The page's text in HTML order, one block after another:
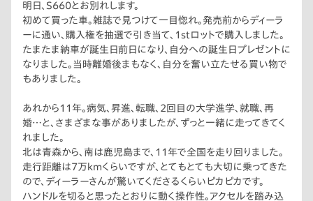
明日、S660とお別れします。
初めて買った車。雑誌で見つけて一目惚れ。発売前からディーラ
ーに通い、購入権を抽選で引き当て、1stロットで購入しました。
たまたま納車が誕生日前日になり、自分への誕生日プレゼントに
なりました。当時離婚後まもなく、自分を奮い立たせる買い物で
もありました。
あれから11年。病気、昇進、転職、2回目の大学進学、就職、再
婚…と、さまざまな事がありましたが、ずっと一緒に走ってきてく
れました。
北は青森から、南は鹿児島まで、11年で全国を走り回りました。
走行距離は7万kmくらいですが、とてもとても大切に乗ってきた
ので、ディーラーさんが驚いてくださるくらいピカピカです。
ハンドルを切ると思ったとおりに動く操作性。アクセルを踏み込